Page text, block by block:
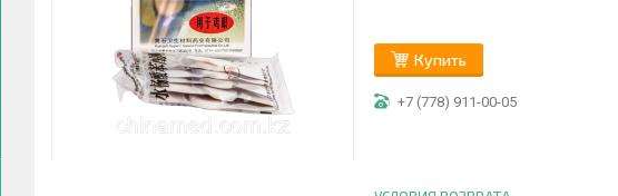
Купить
+7 (778) 911-00-05